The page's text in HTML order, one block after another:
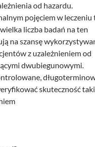
od hazardu.
pojęciem w leczeniu
liczba badań na ten
na szansę
z uzależnieniem od
dwubiegunowymi.
skuteczność